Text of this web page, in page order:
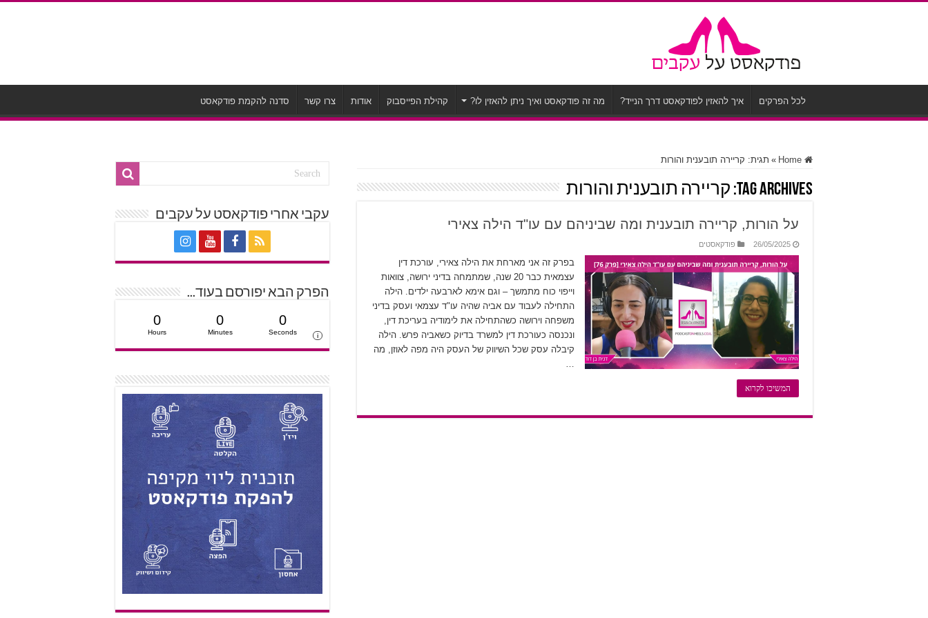
לכל הפרקים איך להאזין לפודקאסט דרך הנייד? מה זה פודקאסט ואיך ניתן להאזין לו? קהילת הפייסבוק אודות צרו קשר סדנה להקמת פודקאסט
» תגית: קריירה תובענית והורות
Tag Archives: קריירה תובענית והורות
על הורות, קריירה תובענית ומה שביניהם עם עו"ד הילה צאירי
26/05/2025 פודקאסטים
בפרק זה אני מארחת את הילה צאירי, עורכת דין
עצמאית כבר 20 שנה, שמתמחה בדיני ירושה, צוואות
וייפוי כוח מתמשך – וגם אימא לארבעה ילדים. הילה
התחילה לעבוד עם אביה שהיה עו"ד עצמאי ועסק בדיני
משפחה וירושה כשהתחילה את לימודיה בעריכת דין,
ונכנסה כעורכת דין למשרד בדיוק כשאביה פרש. הילה
קיבלה עסק שכל השיווק של העסק היה מפה לאוזן, מה
…
המשיכו לקרוא
עקבי אחרי פודקאסט על עקבים
הפרק הבא יפורסם בעוד...
0
Hours
0
Minutes
0
Seconds i